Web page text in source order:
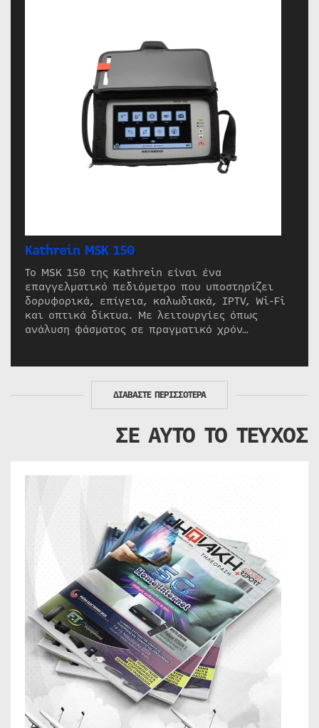
Kathrein MSK 150
Το MSK 150 της Kathrein είναι ένα
επαγγελματικό πεδιόμετρο που υποστηρίζει
δορυφορικά, επίγεια, καλωδιακά, IPTV, Wi-Fi
και οπτικά δίκτυα. Με λειτουργίες όπως
ανάλυση φάσματος σε πραγματικό χρόν…
ΔΙΑΒΑΣΤΕ ΠΕΡΙΣΣΟΤΕΡΑ
ΣΕ ΑΥΤΟ ΤΟ ΤΕΥΧΟΣ